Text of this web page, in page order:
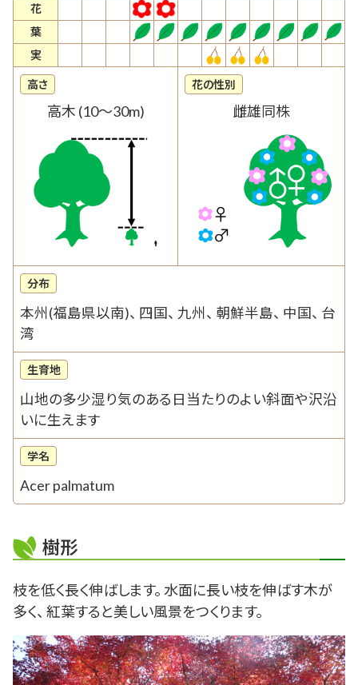
花
葉
実
高さ
高木 (10～30m)
花の性別
雌雄同株
分布
本州(福島県以南)、 四国、 九州、 朝鮮半島、 中国、 台
湾
生育地
山地の多少湿り気のある日当たりのよい斜面や沢沿
いに生えます
学名
Acer palmatum
樹形
枝を低く長く伸ばします。 水面に長い枝を伸ばす木が
多く、 紅葉すると美しい風景をつくります。